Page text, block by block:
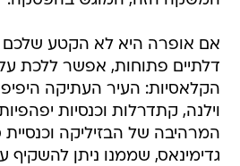
אם אופרה היא לא הקטע שלכם
דלתיים פתוחות, אפשר ללכת על
הקלאסיות: העיר העתיקה
וילנה, קתדרלות וכנסיות
המרהיבה של הבזיליקה וכנסיית
גדימינאס, שממנו ניתן להשקיף